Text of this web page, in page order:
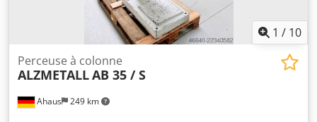
1 / 10
Ahaus 249 km
Perceuse à colonne
ALZMETALLAB 35 / S